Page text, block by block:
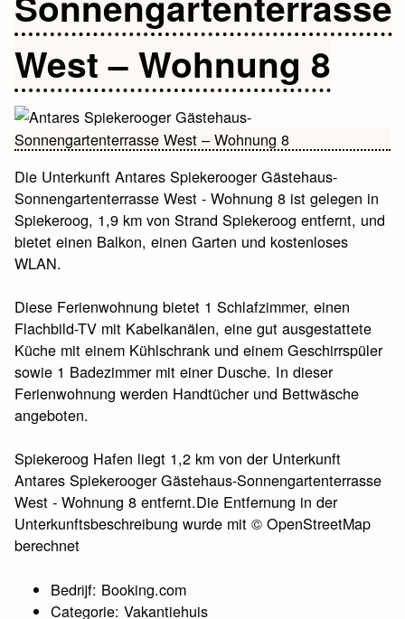
West – Wohnung 8
Die Unterkunft Antares Spiekerooger Gästehaus-
Sonnengartenterrasse West - Wohnung 8 ist gelegen in
Spiekeroog, 1,9 km von Strand Spiekeroog entfernt, und
bietet einen Balkon, einen Garten und kostenloses
WLAN.
Diese Ferienwohnung bietet 1 Schlafzimmer, einen
Flachbild-TV mit Kabelkanälen, eine gut ausgestattete
Küche mit einem Kühlschrank und einem Geschirrspüler
sowie 1 Badezimmer mit einer Dusche. In dieser
Ferienwohnung werden Handtücher und Bettwäsche
angeboten.
Spiekeroog Hafen liegt 1,2 km von der Unterkunft
Antares Spiekerooger Gästehaus-Sonnengartenterrasse
West - Wohnung 8 entfernt.Die Entfernung in der
Unterkunftsbeschreibung wurde mit © OpenStreetMap
berechnet
Bedrijf: Booking.com
Categorie: Vakantiehuis